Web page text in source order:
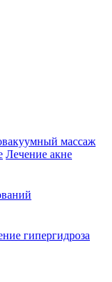
массаж
Лечение акне
гипергидроза